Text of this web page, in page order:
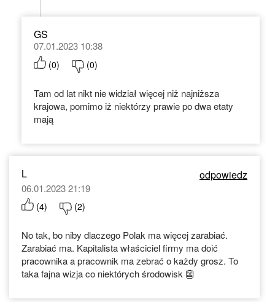
GS
07.01.2023 10:38
(0) (0)
Tam od lat nikt nie widział więcej niż najniższa
krajowa, pomimo iż niektórzy prawie po dwa etaty
mają
L odpowiedz
06.01.2023 21:19
(4) (2)
No tak, bo niby dlaczego Polak ma więcej zarabiać.
Zarabiać ma. Kapitalista właściciel firmy ma doić
pracownika a pracownik ma zebrać o każdy grosz. To
taka fajna wizja co niektórych środowisk 👺